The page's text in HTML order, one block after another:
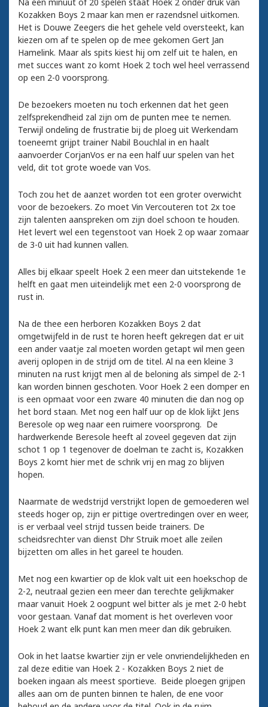
Kozakken Boys 2 maar kan men er razendsnel uitkomen.
Het is Douwe Zeegers die het gehele veld oversteekt, kan
kiezen om af te spelen op de mee gekomen Gert Jan
Hamelink. Maar als spits kiest hij om zelf uit te halen, en
met succes want zo komt Hoek 2 toch wel heel verrassend
op een 2-0 voorsprong.
De bezoekers moeten nu toch erkennen dat het geen
zelfsprekendheid zal zijn om de punten mee te nemen.
Terwijl ondeling de frustratie bij de ploeg uit Werkendam
toeneemt grijpt trainer Nabil Bouchlal in en haalt
aanvoerder CorjanVos er na een half uur spelen van het
veld, dit tot grote woede van Vos.
Toch zou het de aanzet worden tot een groter overwicht
voor de bezoekers. Zo moet Vin Vercouteren tot 2x toe
zijn talenten aanspreken om zijn doel schoon te houden.
Het levert wel een tegenstoot van Hoek 2 op waar zomaar
de 3-0 uit had kunnen vallen.
Alles bij elkaar speelt Hoek 2 een meer dan uitstekende 1e
helft en gaat men uiteindelijk met een 2-0 voorsprong de
rust in.
Na de thee een herboren Kozakken Boys 2 dat
omgetwijfeld in de rust te horen heeft gekregen dat er uit
een ander vaatje zal moeten worden getapt wil men geen
averij oplopen in de strijd om de titel. Al na een kleine 3
minuten na rust krijgt men al de beloning als simpel de 2-1
kan worden binnen geschoten. Voor Hoek 2 een domper en
is een opmaat voor een zware 40 minuten die dan nog op
het bord staan. Met nog een half uur op de klok lijkt Jens
Beresole op weg naar een ruimere voorsprong. De
hardwerkende Beresole heeft al zoveel gegeven dat zijn
schot 1 op 1 tegenover de doelman te zacht is, Kozakken
Boys 2 komt hier met de schrik vrij en mag zo blijven
hopen.
Naarmate de wedstrijd verstrijkt lopen de gemoederen wel
steeds hoger op, zijn er pittige overtredingen over en weer,
is er verbaal veel strijd tussen beide trainers. De
scheidsrechter van dienst Dhr Struik moet alle zeilen
bijzetten om alles in het gareel te houden.
Met nog een kwartier op de klok valt uit een hoekschop de
2-2, neutraal gezien een meer dan terechte gelijkmaker
maar vanuit Hoek 2 oogpunt wel bitter als je met 2-0 hebt
voor gestaan. Vanaf dat moment is het overleven voor
Hoek 2 want elk punt kan men meer dan dik gebruiken.
Ook in het laatse kwartier zijn er vele onvriendelijkheden en
zal deze editie van Hoek 2 - Kozakken Boys 2 niet de
boeken ingaan als meest sportieve. Beide ploegen grijpen
alles aan om de punten binnen te halen, de ene voor